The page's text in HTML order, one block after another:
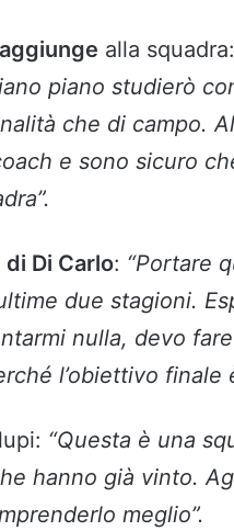
aggiunge alla squadra:
piano studierò
che di campo.
e sono sicuro
Di Carlo: “Portare
due stagioni.
nulla, devo
l’obiettivo finale
“Questa è una
hanno già vinto.
meglio”.